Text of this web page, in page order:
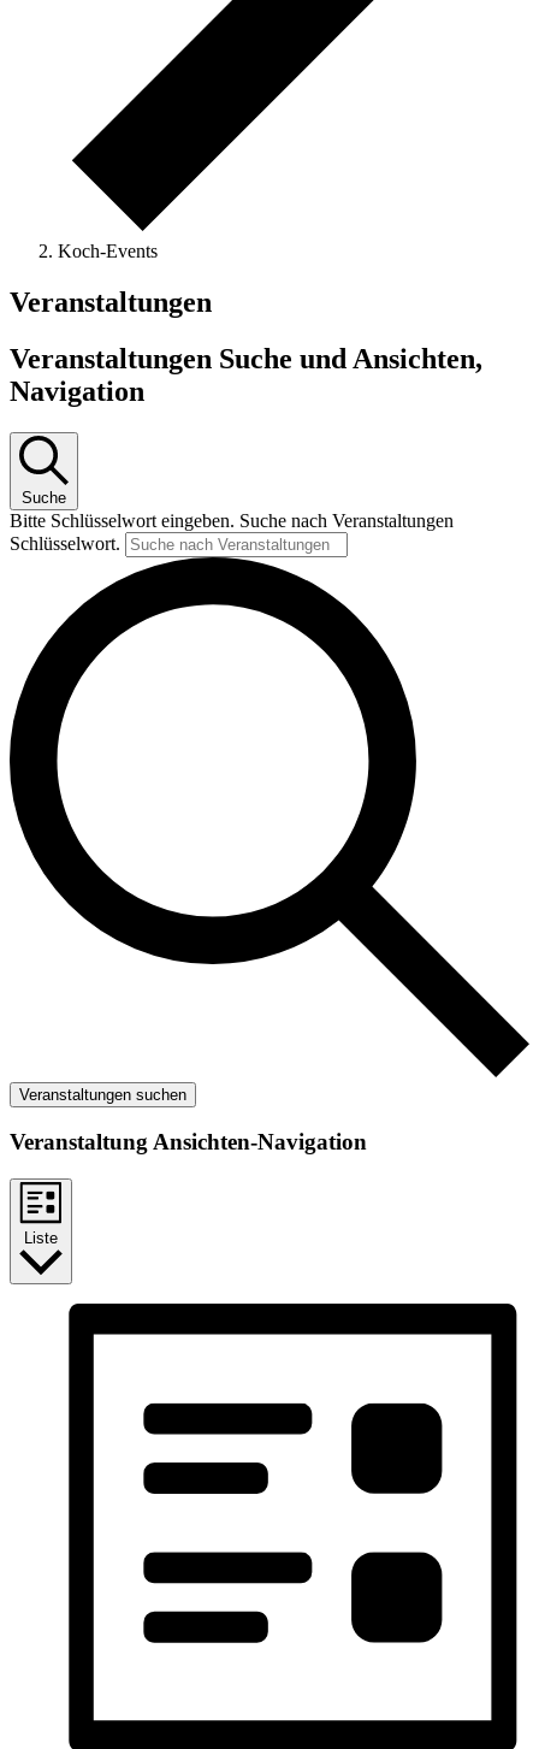
Koch-Events
Veranstaltungen
Veranstaltungen Suche und Ansichten,
Navigation
Suche
Bitte Schlüsselwort eingeben. Suche nach Veranstaltungen
Schlüsselwort.
Veranstaltungen suchen
Veranstaltung Ansichten-Navigation
Liste